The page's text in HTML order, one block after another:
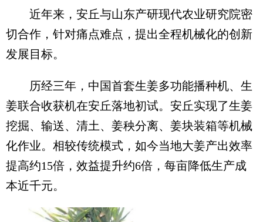
近年来，安丘与山东产研现代农业研究院密
切合作，针对痛点难点，提出全程机械化的创新
发展目标。
历经三年，中国首套生姜多功能播种机、生
姜联合收获机在安丘落地初试。安丘实现了生姜
挖掘、输送、清土、姜秧分离、姜块装箱等机械
化作业。相较传统模式，如今当地大姜产出效率
提高约15倍，效益提升约6倍，每亩降低生产成
本近千元。